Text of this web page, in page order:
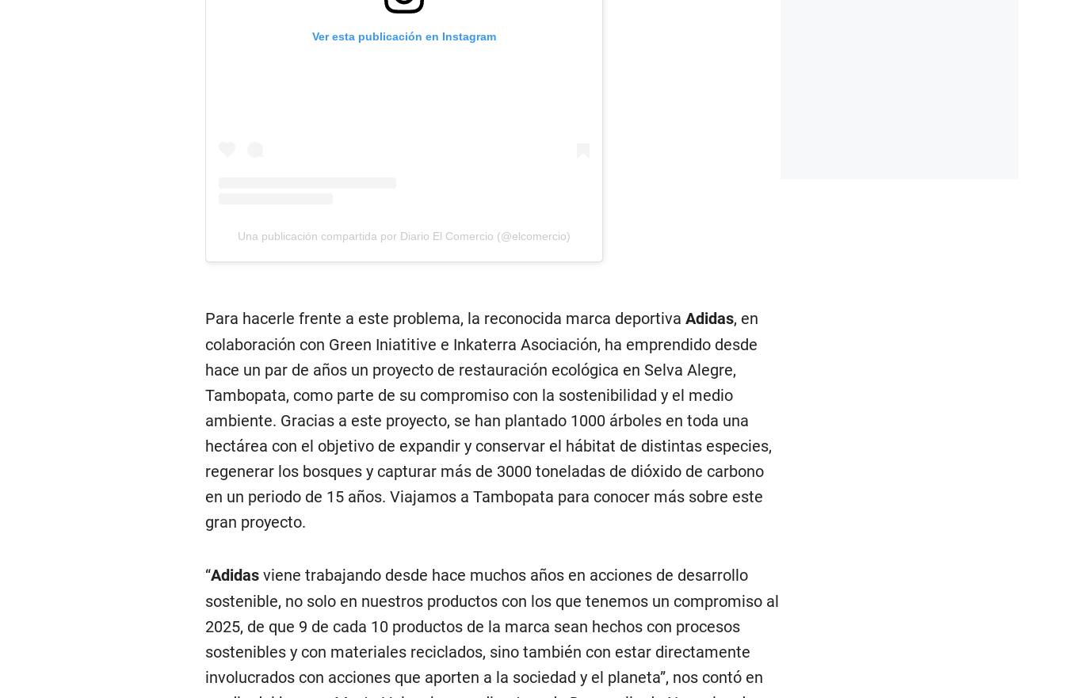
Ver esta publicación en Instagram
Una publicación compartida por Diario El Comercio (@elcomercio)
Para hacerle frente a este problema, la reconocida marca deportiva Adidas, en
colaboración con Green Iniatitive e Inkaterra Asociación, ha emprendido desde
hace un par de años un proyecto de restauración ecológica en Selva Alegre,
Tambopata, como parte de su compromiso con la sostenibilidad y el medio
ambiente. Gracias a este proyecto, se han plantado 1000 árboles en toda una
hectárea con el objetivo de expandir y conservar el hábitat de distintas especies,
regenerar los bosques y capturar más de 3000 toneladas de dióxido de carbono
en un periodo de 15 años. Viajamos a Tambopata para conocer más sobre este
gran proyecto.
“Adidas viene trabajando desde hace muchos años en acciones de desarrollo
sostenible, no solo en nuestros productos con los que tenemos un compromiso al
2025, de que 9 de cada 10 productos de la marca sean hechos con procesos
sostenibles y con materiales reciclados, sino también con estar directamente
involucrados con acciones que aporten a la sociedad y el planeta”, nos contó en